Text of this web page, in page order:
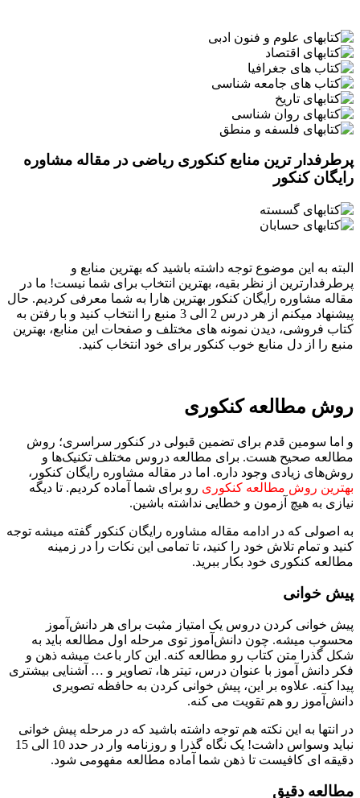
پرطرفدار ترین منابع کنکوری ریاضی در مقاله مشاوره
رایگان کنکور
البته به این موضوع توجه داشته باشید که بهترین منابع و
پرطرفدارترین از نظر بقیه، بهترین انتخاب برای شما نیست! ما در
مقاله مشاوره رایگان کنکور بهترین هارا به شما معرفی کردیم. حال
پیشنهاد میکنم از هر درس 2 الی 3 منبع را انتخاب کنید و با رفتن به
کتاب فروشی، دیدن نمونه های مختلف و صفحات این منابع، بهترین
منبع را از دل منابع خوب کنکور برای خود انتخاب کنید.
روش مطالعه کنکوری
و اما سومین قدم برای تضمین قبولی در کنکور سراسری؛ روش
مطالعه صحیح هست. برای مطالعه دروس مختلف تکنیک‌ها و
روش‌های زیادی وجود داره. اما در مقاله مشاوره رایگان کنکور،
بهترین روش مطالعه کنکوری رو برای شما آماده کردیم. تا دیگه
نیازی به هیچ آزمون و خطایی نداشته باشین.
به اصولی که در ادامه مقاله مشاوره رایگان کنکور گفته میشه توجه
کنید و تمام تلاش خود را کنید، تا تمامی این نکات را در زمینه
مطالعه کنکوری خود بکار ببرید.
پیش خوانی
پیش خوانی کردن دروس یک امتیاز مثبت برای هر دانش‌آموز
محسوب میشه. چون دانش‌آموز توی مرحله اول مطالعه باید به
شکل گذرا متن کتاب رو مطالعه کنه. این کار باعث میشه ذهن و
فکر دانش آموز با عنوان درس، تیتر ها، تصاویر و … آشنایی بیشتری
پیدا کنه. علاوه بر این، پیش خوانی کردن به حافظه تصویری
دانش‌آموز رو هم تقویت می کنه.
در انتها به این نکته هم توجه داشته باشید که در مرحله پیش خوانی
نباید وسواس داشت! یک نگاه گذرا و روزنامه وار در حدد 10 الی 15
دقیقه ای کافیست تا ذهن شما آماده مطالعه مفهومی شود.
مطالعه دقیق